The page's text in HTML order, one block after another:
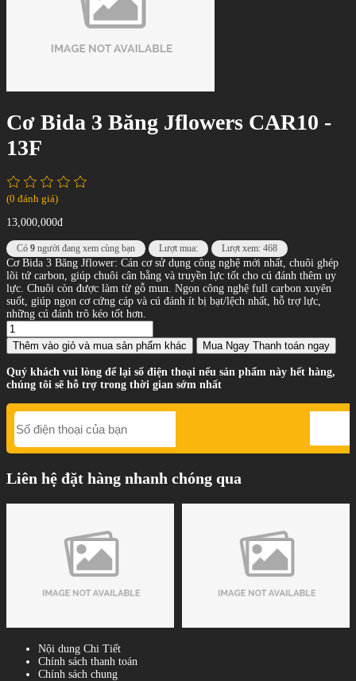
Cơ Bida 3 Băng Jflowers CAR10 -
13F
(0 đánh giá)
13,000,000đ
Có 9 người đang xem cùng bạn Lượt mua: Lượt xem: 468
Cơ Bida 3 Băng Jflower: Cán cơ sử dụng công nghệ mới nhất, chuôi ghép
lõi tứ carbon, giúp chuôi cân bằng và truyền lực tốt cho cú đánh thêm uy
lực. Chuôi còn được làm từ gỗ mun. Ngọn công nghệ full carbon xuyên
suốt, giúp ngọn cơ cứng cáp và cú đánh ít bị bạt/lệch nhất, hỗ trợ lực,
những cú đánh trô kéo tốt hơn.
Thêm vào giỏ và mua sản phẩm khác Mua Ngay Thanh toán ngay
Quý khách vui lòng để lại số điện thoại nếu sản phẩm này hết hàng,
chúng tôi sẽ hỗ trợ trong thời gian sớm nhất
Liên hệ đặt hàng nhanh chóng qua
Nội dung Chi Tiết
Chính sách thanh toán
Chính sách chung